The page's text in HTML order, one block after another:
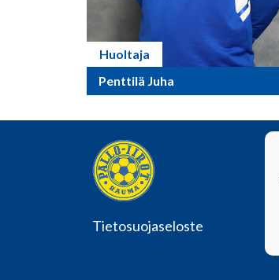
Huoltaja
Penttilä Juha
Tietosuojaseloste